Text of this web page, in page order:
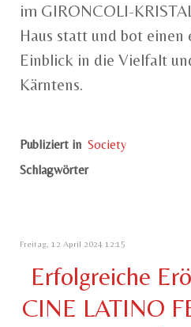
im GIRONCOLI-
Haus statt und bot einen
Einblick in die Vielfalt
Kärntens.
Publiziert in Society
Schlagwörter
Freitag, 12 April 2024 12:15
Erfolgreiche
CINE LATINO